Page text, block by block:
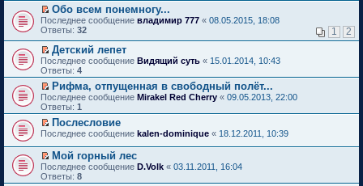
о
о
б
щ
е
н
и
ю
н
о
м
у
с
о
о
б
щ
е
н
и
ю
р
о
ч
и
т
а
н
н
о
м
у
с
о
о
щ
е
н
и
у
н
е
п
р
о
ч
и
т
а
н
н
м
с
о
о
б
р
в
о
у
н
е
п
р
о
ч
и
т
а
н
н
о
м
у
и
п
е
р
в
о
м
у
н
е
п
р
о
и
т
а
н
р
е
й
т
и
к
п
е
р
в
о
м
у
н
е
п
р
о
ч
П
е
е
й
т
и
п
е
р
в
о
у
н
е
п
Обо всем понемногу...
Последнее сообщение владимир 777 « 08.05.2015, 18:08
Ответы: 32 1 2
П
е
р
е
й
т
и
к
п
е
р
в
о
м
Детский лепет
Последнее сообщение Видящий суть « 15.01.2014, 10:43
Ответы: 4
П
е
р
й
и
к
п
е
Рифма, отпущенная в свободный полёт...
Последнее сообщение Mirakel Red Cherry « 09.05.2013, 22:00
Ответы: 1
П
р
е
й
т
Послесловие
Последнее сообщение kalen-dominique « 18.12.2011, 10:39
П
е
р
Мой горный лес
Последнее сообщение D.Volk « 03.11.2011, 16:04
Ответы: 8